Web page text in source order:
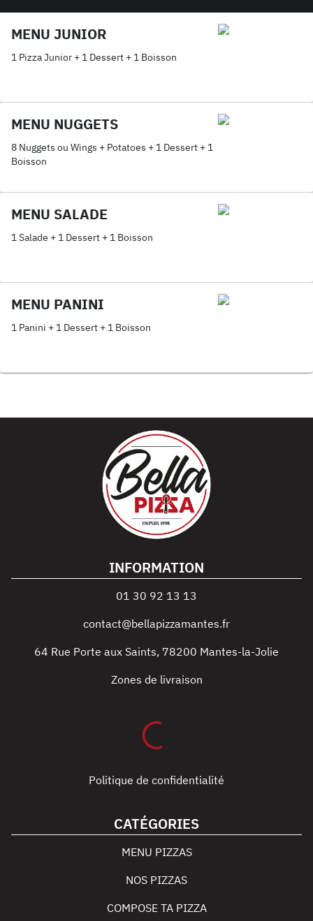
MENU JUNIOR
1 Pizza Junior + 1 Dessert + 1 Boisson
MENU NUGGETS
8 Nuggets ou Wings + Potatoes + 1 Dessert + 1
Boisson
MENU SALADE
1 Salade + 1 Dessert + 1 Boisson
MENU PANINI
1 Panini + 1 Dessert + 1 Boisson
INFORMATION
01 30 92 13 13
contact@bellapizzamantes.fr
64 Rue Porte aux Saints, 78200 Mantes-la-Jolie
Zones de livraison
Politique de confidentialité
CATÉGORIES
MENU PIZZAS
NOS PIZZAS
COMPOSE TA PIZZA